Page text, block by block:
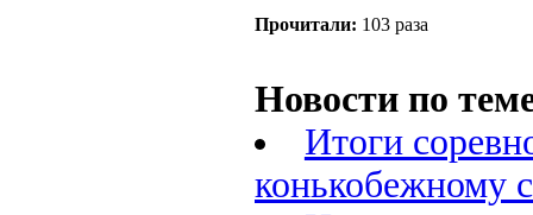
Прочитали: 103 раза
Новости по
Итоги
конькобежному